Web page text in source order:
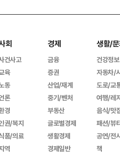
회
건사고
육
동
론
경
권/복지
품/의료
역
경제
금융
증권
산업/재계
중기/벤처
부동산
글로벌경제
생활경제
경제일반
생활/
건강정보
자동차/
도로/교
여행/레
음식/맛
패션/뷰
공연/전
책